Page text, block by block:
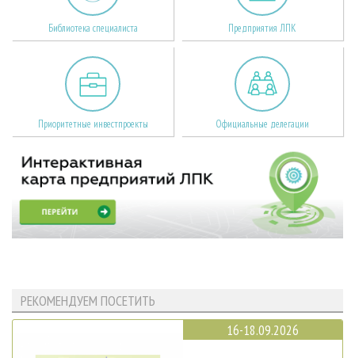
Библиотека специалиста Предприятия ЛПК
Приоритетные инвестпроекты Официальные делегации
РЕКОМЕНДУЕМ ПОСЕТИТЬ
16-18.09.2026